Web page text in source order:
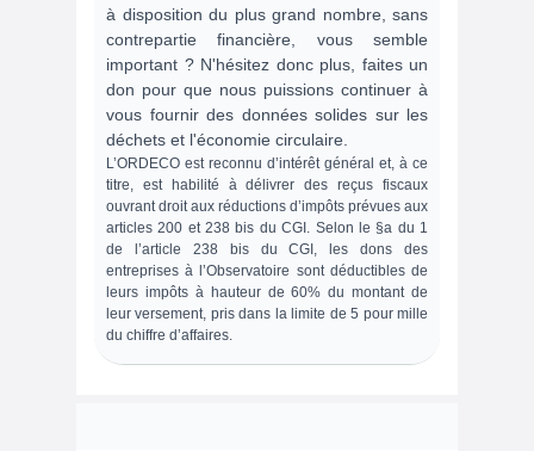
à disposition du plus grand nombre, sans
contrepartie financière, vous semble
important ? N'hésitez donc plus, faites un
don pour que nous puissions continuer à
vous fournir des données solides sur les
déchets et l'économie circulaire.
L’ORDECO est reconnu d’intérêt général et, à ce
titre, est habilité à délivrer des reçus fiscaux
ouvrant droit aux réductions d’impôts prévues aux
articles 200 et 238 bis du CGI. Selon le §a du 1
de l’article 238 bis du CGI, les dons des
entreprises à l’Observatoire sont déductibles de
leurs impôts à hauteur de 60% du montant de
leur versement, pris dans la limite de 5 pour mille
du chiffre d’affaires.